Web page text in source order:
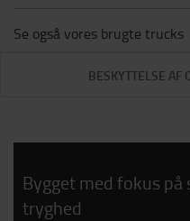
Se også vores brugte trucks
BESKYTTELSE AF
Bygget med fokus
tryghed